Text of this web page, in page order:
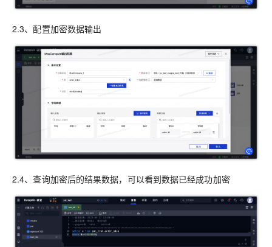
2.3、配置加密数据输出
2.4、查询加密后的结果数据，可以看到数据已经成功加密